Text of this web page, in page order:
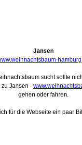
Jansen
sucht sollte
Jansen -
gehen oder fahren.
für die Webseite ein paar